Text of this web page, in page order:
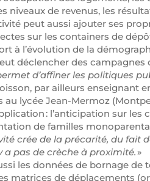
niveaux de revenus, les
peut aussi ajouter ses
sur les containers de
à l’évolution de la
déclencher des campagnes
d’affiner les politiques
par ailleurs enseignant
au lycée Jean-Mermoz
: l’anticipation sur les
de familles
crée de la précarité, du fait
a pas de crèche à proximité. »
les données de bornage de
matrices de déplacements